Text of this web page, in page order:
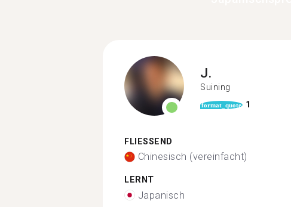
J.
Suining
format_quote 1
FLIESSEND
Chinesisch (vereinfacht)
LERNT
Japanisch